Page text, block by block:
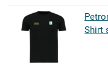
Shirt